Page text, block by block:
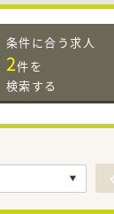
条件に合う求人
2件を
検索する